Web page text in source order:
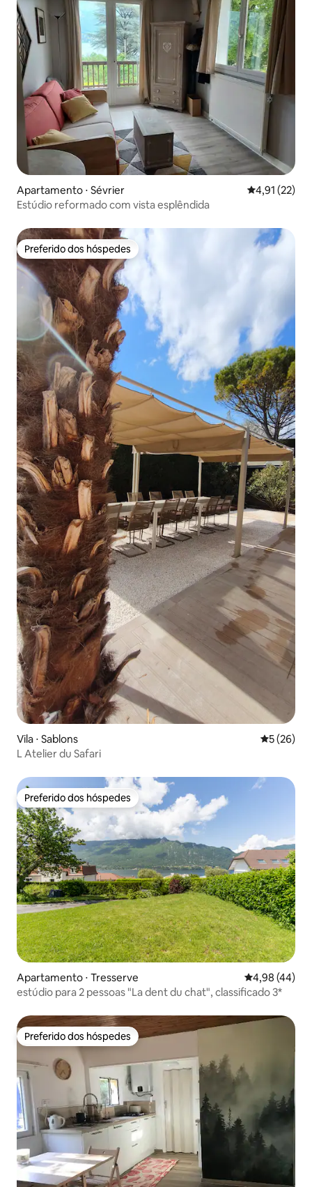
Apartamento ⋅ Sévrier 4,91 de uma
4,91 (22)
Estúdio reformado com vista esplêndida
Preferido dos hóspedes
Preferido dos hóspedes
Vila ⋅ Sablons 5 de uma
5 (26)
L Atelier du Safari
Preferido dos hóspedes
Preferido dos hóspedes
Apartamento ⋅ Tresserve 4,98 de uma
4,98 (44)
estúdio para 2 pessoas "La dent du chat", classificado 3*
Preferido dos hóspedes
Preferido dos hóspedes